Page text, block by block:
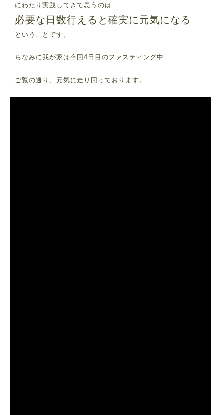
にわたり実践してきて思うのは
必要な日数行えると確実に元気になる
ということです。
ちなみに我が家は今回4日目のファスティング中
ご覧の通り、元気に走り回っております。